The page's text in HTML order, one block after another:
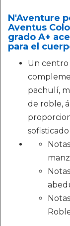
N'Aventure
Aventus
grado A+
para el
Un centro
pachulí,
de roble,